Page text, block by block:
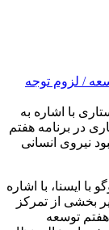
با اشاره به
در برنامه هفتم
نیروی انسانی
ایسنا، با اشاره
بخشی از تمرکز
توسعه